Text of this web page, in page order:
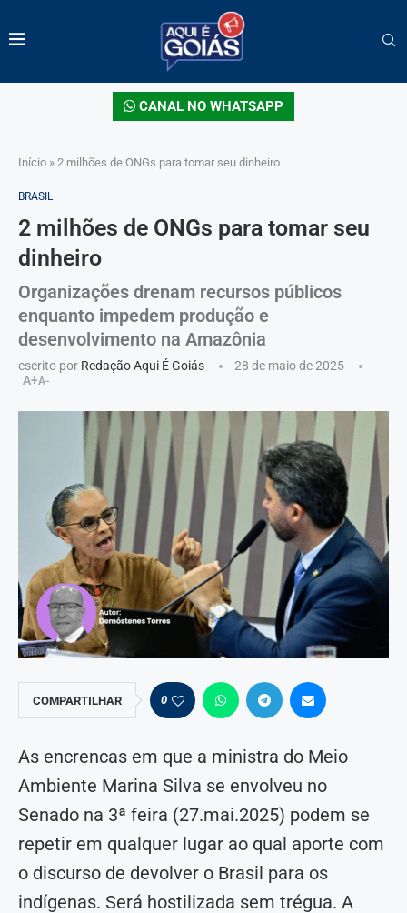
CANAL NO WHATSAPP
Início » 2 milhões de ONGs para tomar seu dinheiro
BRASIL
2 milhões de ONGs para tomar seu
dinheiro
Organizações drenam recursos públicos
enquanto impedem produção e
desenvolvimento na Amazônia
escrito por Redação Aqui É Goiás
28 de maio de 2025
A+A-
COMPARTILHAR 0
As encrencas em que a ministra do Meio
Ambiente Marina Silva se envolveu no
Senado na 3ª feira (27.mai.2025) podem se
repetir em qualquer lugar ao qual aporte com
o discurso de devolver o Brasil para os
indígenas. Será hostilizada sem trégua. A